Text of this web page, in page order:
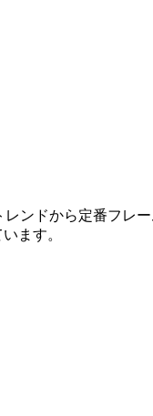
ンドから定番フレー
ます。